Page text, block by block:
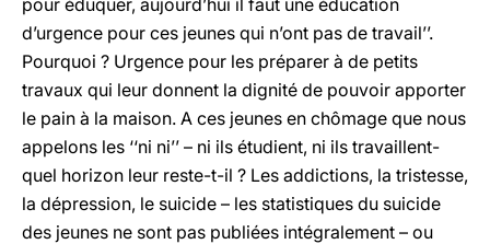
pour éduquer, aujourd’hui il faut une éducation
d’urgence pour ces jeunes qui n’ont pas de travail’’.
Pourquoi ? Urgence pour les préparer à de petits
travaux qui leur donnent la dignité de pouvoir apporter
le pain à la maison. A ces jeunes en chômage que nous
appelons les ‘‘ni ni’’ – ni ils étudient, ni ils travaillent-
quel horizon leur reste-t-il ? Les addictions, la tristesse,
la dépression, le suicide – les statistiques du suicide
des jeunes ne sont pas publiées intégralement – ou